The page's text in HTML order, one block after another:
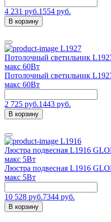
4 231 руб.1554 руб.
В корзину
L1927
Потолочный светильник
макс 60Вт
Потолочный светильник
макс 60Вт
2 725 руб.1443 руб.
В корзину
L1916
Люстра подвесная L1916
макс 5Вт
Люстра подвесная L1916
макс 5Вт
10 528 руб.7344 руб.
В корзину